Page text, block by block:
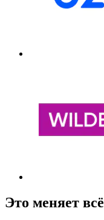
Это меняет всё